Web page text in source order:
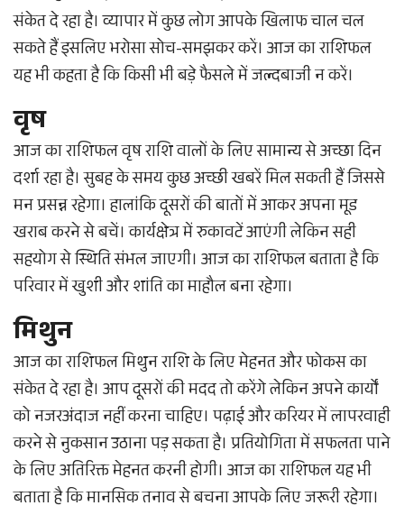
संकेत दे रहा है। व्यापार में कुछ लोग आपके खिलाफ चाल चल
सकते हैं इसलिए भरोसा सोच-समझकर करें। आज का राशिफल
यह भी कहता है कि किसी भी बड़े फैसले में जल्दबाजी न करें।
वृष
आज का राशिफल वृष राशि वालों के लिए सामान्य से अच्छा दिन
दर्शा रहा है। सुबह के समय कुछ अच्छी खबरें मिल सकती हैं जिससे
मन प्रसन्न रहेगा। हालांकि दूसरों की बातों में आकर अपना मूड
खराब करने से बचें। कार्यक्षेत्र में रुकावटें आएंगी लेकिन सही
सहयोग से स्थिति संभल जाएगी। आज का राशिफल बताता है कि
परिवार में खुशी और शांति का माहौल बना रहेगा।
मिथुन
आज का राशिफल मिथुन राशि के लिए मेहनत और फोकस का
संकेत दे रहा है। आप दूसरों की मदद तो करेंगे लेकिन अपने कार्यों
को नजरअंदाज नहीं करना चाहिए। पढ़ाई और करियर में लापरवाही
करने से नुकसान उठाना पड़ सकता है। प्रतियोगिता में सफलता पाने
के लिए अतिरिक्त मेहनत करनी होगी। आज का राशिफल यह भी
बताता है कि मानसिक तनाव से बचना आपके लिए जरूरी रहेगा।